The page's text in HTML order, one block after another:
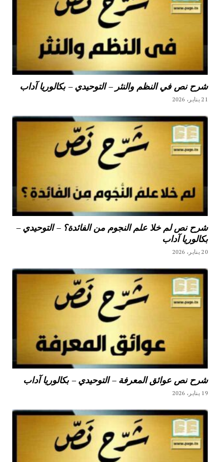
شرح نص في النظم والنثر – التوحيدي – بكالوريا آداب
21 يناير، 2026
شرح نص لم خلا علم النجوم من الفائدة؟ – التوحيدي –
بكالوريا آداب
20 يناير، 2026
شرح نص عوائق المعرفة – التوحيدي – بكالوريا آداب
19 يناير، 2026